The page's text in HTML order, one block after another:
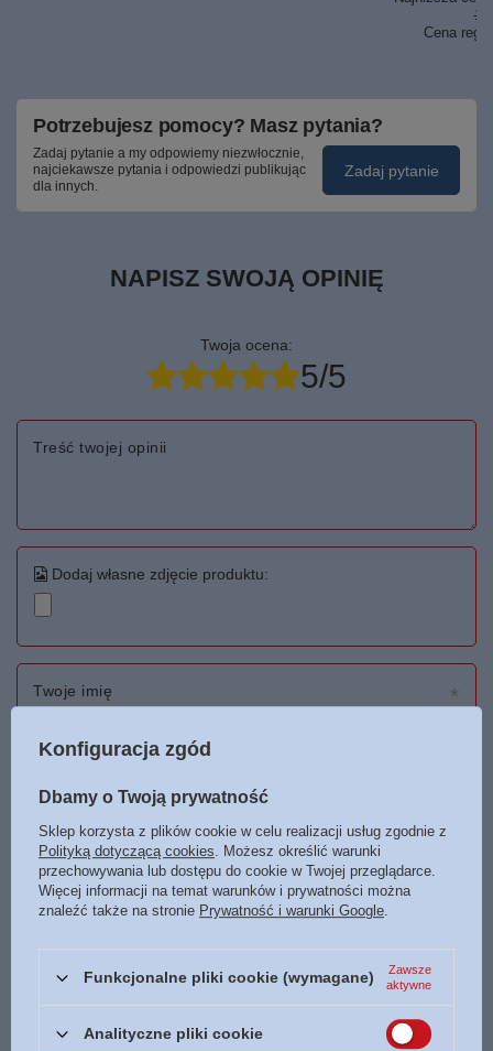
Cena
Potrzebujesz pomocy? Masz pytania?
Zadaj pytanie a my odpowiemy niezwłocznie,
najciekawsze pytania i odpowiedzi publikując
dla innych.
Zadaj pytanie
NAPISZ SWOJĄ OPINIĘ
Twoja ocena:
5/5
Treść twojej opinii
Dodaj własne zdjęcie produktu:
Twoje imię
Twój email
Wyślij opinię
Z NASZEGO BLOGA
Konfiguracja zgód
Dbamy o Twoją prywatność
Sklep korzysta z plików cookie w celu realizacji usług zgodnie z
Polityką dotyczącą cookies. Możesz określić warunki
przechowywania lub dostępu do cookie w Twojej przeglądarce.
Więcej informacji na temat warunków i prywatności można
znaleźć także na stronie Prywatność i warunki Google.
Funkcjonalne pliki cookie (wymagane)
Zawsze
aktywne
Analityczne pliki cookie